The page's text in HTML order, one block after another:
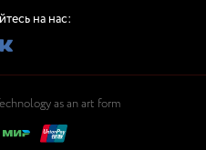
на нас:
as an art form